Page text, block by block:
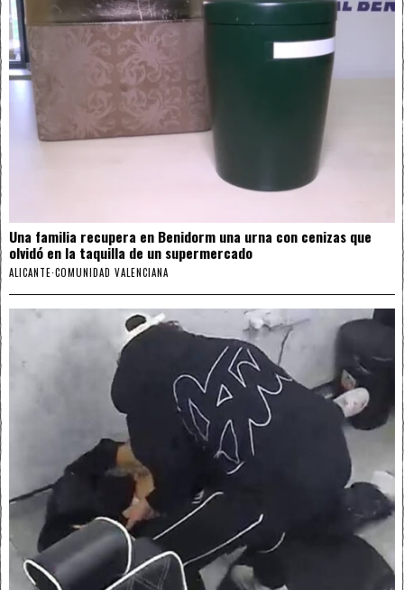
Una familia recupera en Benidorm una urna con cenizas que
olvidó en la taquilla de un supermercado
ALICANTE·COMUNIDAD VALENCIANA